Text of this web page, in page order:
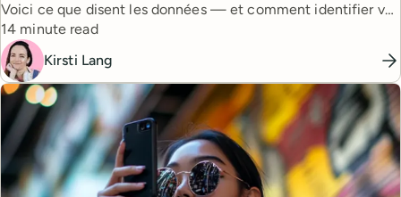
Voici ce que disent les données — et comment identifier vos
propres meilleurs créneaux.
Reading time
14 minute read
Kirsti Lang